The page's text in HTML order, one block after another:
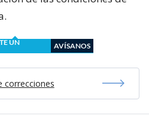
UN
AVÍSANOS
correcciones